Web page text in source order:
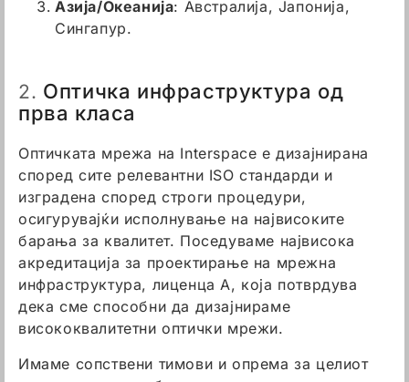
Азија/Океанија: Австралија, Јапонија,
Сингапур.
2. Оптичкa инфраструктура од
прва класа
Оптичката мрежа на Interspace е дизајнирана
според сите релевантни ISO стандарди и
изградена според строги процедури,
осигурувајќи исполнување на највисоките
барања за квалитет. Поседуваме највисока
акредитација за проектирање на мрежна
инфраструктура, лиценца А, која потврдува
дека сме способни да дизајнираме
висококвалитетни оптички мрежи.
Имаме сопствени тимови и опрема за целиот